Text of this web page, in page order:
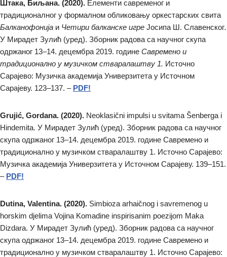
Штака, Биљана. (2020). Елементи савременог и
традиционалног у формалном обликовању оркестарских свита
Балкaнофонија и Четири балканске игре Јосипа Ш. Славенског.
У Мирадет Зулић (уред). Зборник радова са научног скупа
одржаног 13–14. децембра 2019. године Савремено и
традиционално у музичком стваралаштву 1. Источно
Сарајево: Музичка академија Универзитета у Источном
Сарајеву. 123–137. – PDF!
Grujić, Gordana. (2020). Neoklasični impulsi u svitama Šenberga i
Hindemita. У Мирадет Зулић (уред). Зборник радова са научног
скупа одржаног 13–14. децембра 2019. године Савремено и
традиционално у музичком стваралаштву 1. Источно Сарајево:
Музичка академија Универзитета у Источном Сарајеву. 139–151.
– PDF!
Dutina, Valentina. (2020). Simbioza arhaičnog i savremenog u
horskim djelima Vojina Komadine inspirisanim poezijom Maka
Dizdara. У Мирадет Зулић (уред). Зборник радова са научног
скупа одржаног 13–14. децембра 2019. године Савремено и
традиционално у музичком стваралаштву 1. Источно Сарајево: